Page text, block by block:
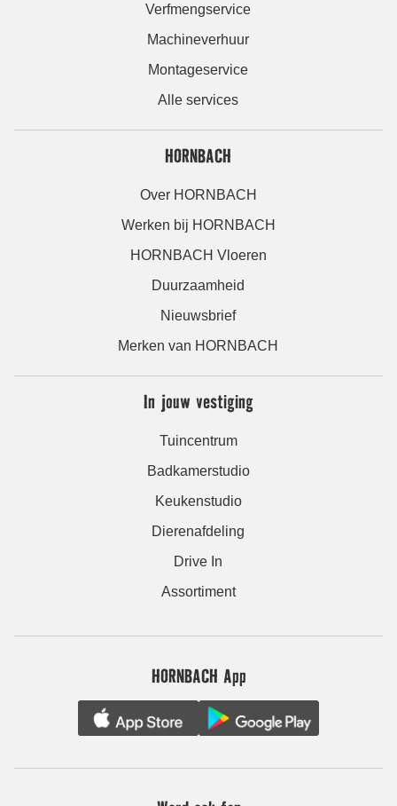
Verfmengservice
Machineverhuur
Montageservice
Alle services
HORNBACH
Over HORNBACH
Werken bij HORNBACH
HORNBACH Vloeren
Duurzaamheid
Nieuwsbrief
Merken van HORNBACH
In jouw vestiging
Tuincentrum
Badkamerstudio
Keukenstudio
Dierenafdeling
Drive In
Assortiment
HORNBACH App